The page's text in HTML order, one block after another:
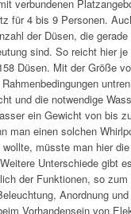
verbundenen
für 4 bis 9 Personen.
der Düsen, die
sind. So reicht hier
Düsen. Mit der Größe
und die notwendige
ein Gewicht von bis
man einen solchen
müsste man hier
Unterschiede gibt
der Funktionen, so
Anordnung
Vorhandensein von